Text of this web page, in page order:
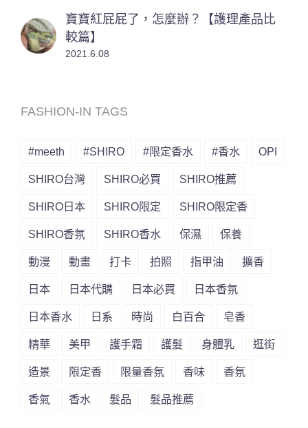
寶寶紅屁屁了，怎麼辦？【護理產品比
較篇】
2021.6.08
FASHION-IN TAGS
#meeth #SHIRO #限定香水 #香水 OPI
SHIRO台灣 SHIRO必買 SHIRO推薦
SHIRO日本 SHIRO限定 SHIRO限定香
SHIRO香氛 SHIRO香水 保濕 保養
動漫 動畫 打卡 拍照 指甲油 擴香
日本 日本代購 日本必買 日本香氛
日本香水 日系 時尚 白百合 皂香
精華 美甲 護手霜 護髮 身體乳 逛街
造景 限定香 限量香氛 香味 香氛
香氣 香水 髮品 髮品推薦